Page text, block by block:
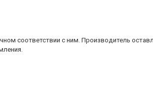
соответствии с ним. Производитель